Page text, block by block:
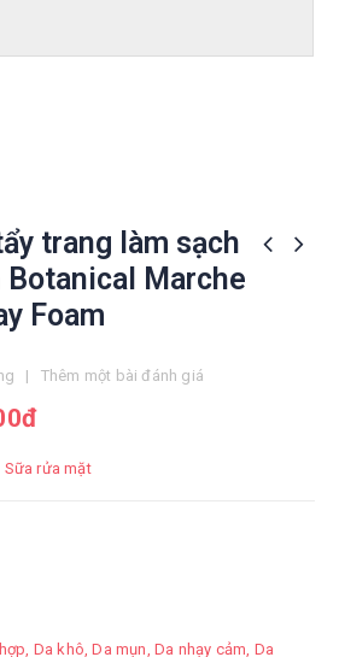
trang làm sạch
Marche
Foam
| Thêm một bài đánh giá
đ
Sữa rửa mặt
Da khô Da mụn Da nhạy cảm Da